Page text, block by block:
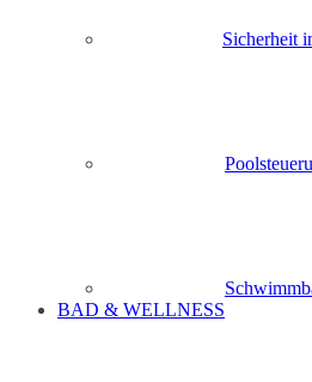
Sicherheit
BAD & WELLNESS